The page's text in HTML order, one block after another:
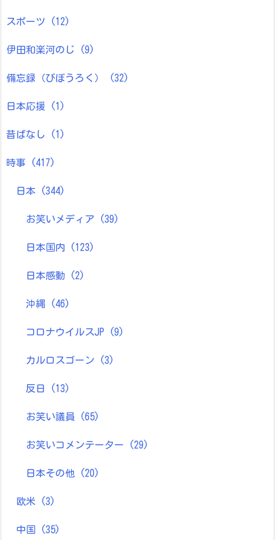
スポーツ (12)
伊田和楽河のじ (9)
備忘録（びぼうろく） (32)
日本応援 (1)
昔ばなし (1)
時事 (417)
日本 (344)
お笑いメディア (39)
日本国内 (123)
日本感動 (2)
沖縄 (46)
コロナウイルスJP (9)
カルロスゴーン (3)
反日 (13)
お笑い議員 (65)
お笑いコメンテーター (29)
日本その他 (20)
欧米 (3)
中国 (35)